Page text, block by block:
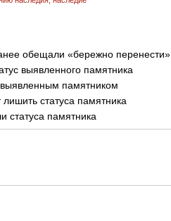
обещали «бережно перенести»
выявленного памятника
памятником
статуса памятника
статуса памятника